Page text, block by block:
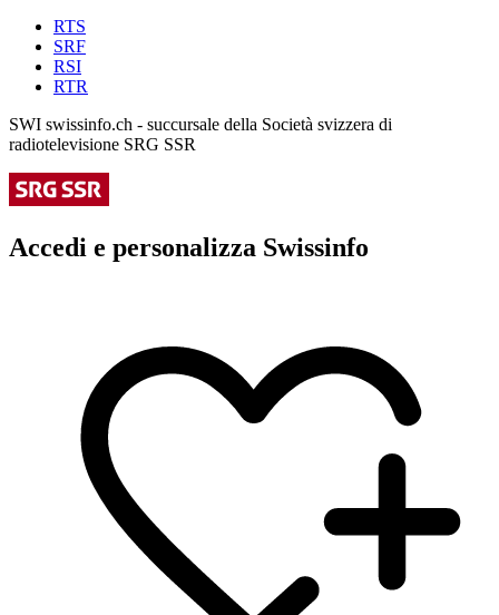
RTS
SRF
RSI
RTR
SWI swissinfo.ch - succursale della Società svizzera di
radiotelevisione SRG SSR
Accedi e personalizza Swissinfo